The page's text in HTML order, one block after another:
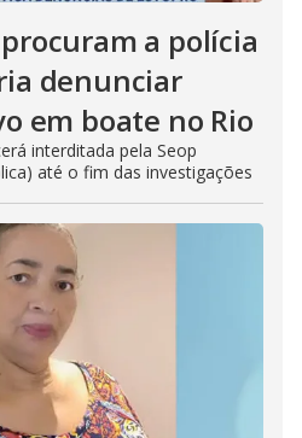
a polícia
denunciar
em boate no Rio
interditada pela Seop
até o fim das investigações